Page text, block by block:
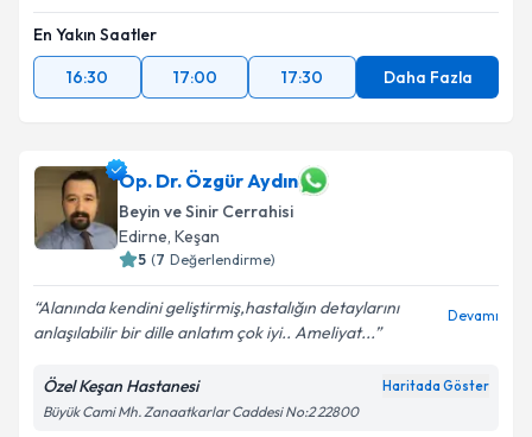
En Yakın Saatler
16:30
17:00 17:30 Daha Fazla
Op. Dr. Özgür Aydın
Beyin ve Sinir Cerrahisi
Edirne, Keşan
5 (7 Değerlendirme)
Alanında kendini geliştirmiş,hastalığın detaylarını
anlaşılabilir bir dille anlatım çok iyi.. Ameliyat...
Devamı
Özel Keşan Hastanesi Haritada Göster
Büyük Cami Mh. Zanaatkarlar Caddesi No:2 22800